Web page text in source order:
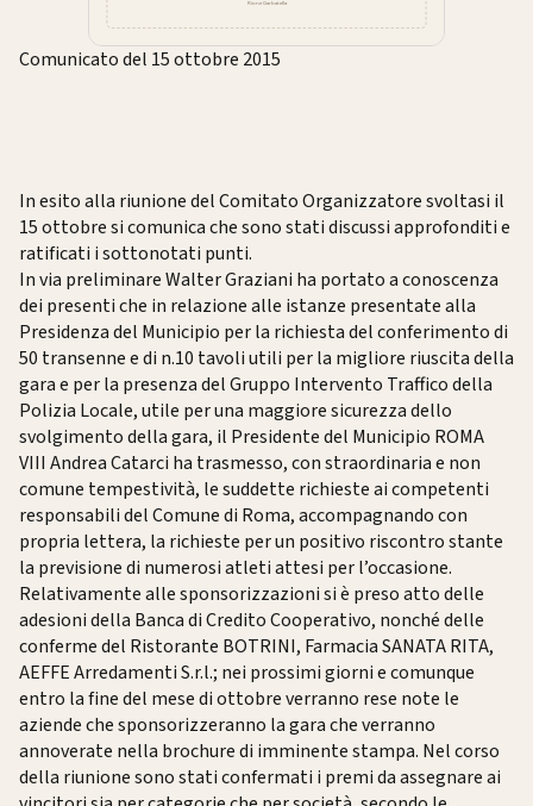
Comunicato del 15 ottobre 2015
In esito alla riunione del Comitato Organizzatore svoltasi il
15 ottobre si comunica che sono stati discussi approfonditi e
ratificati i sottonotati punti.
In via preliminare Walter Graziani ha portato a conoscenza
dei presenti che in relazione alle istanze presentate alla
Presidenza del Municipio per la richiesta del conferimento di
50 transenne e di n.10 tavoli utili per la migliore riuscita della
gara e per la presenza del Gruppo Intervento Traffico della
Polizia Locale, utile per una maggiore sicurezza dello
svolgimento della gara, il Presidente del Municipio ROMA
VIII Andrea Catarci ha trasmesso, con straordinaria e non
comune tempestività, le suddette richieste ai competenti
responsabili del Comune di Roma, accompagnando con
propria lettera, la richieste per un positivo riscontro stante
la previsione di numerosi atleti attesi per l’occasione.
Relativamente alle sponsorizzazioni si è preso atto delle
adesioni della Banca di Credito Cooperativo, nonché delle
conferme del Ristorante BOTRINI, Farmacia SANATA RITA,
AEFFE Arredamenti S.r.l.; nei prossimi giorni e comunque
entro la fine del mese di ottobre verranno rese note le
aziende che sponsorizzeranno la gara che verranno
annoverate nella brochure di imminente stampa. Nel corso
della riunione sono stati confermati i premi da assegnare ai